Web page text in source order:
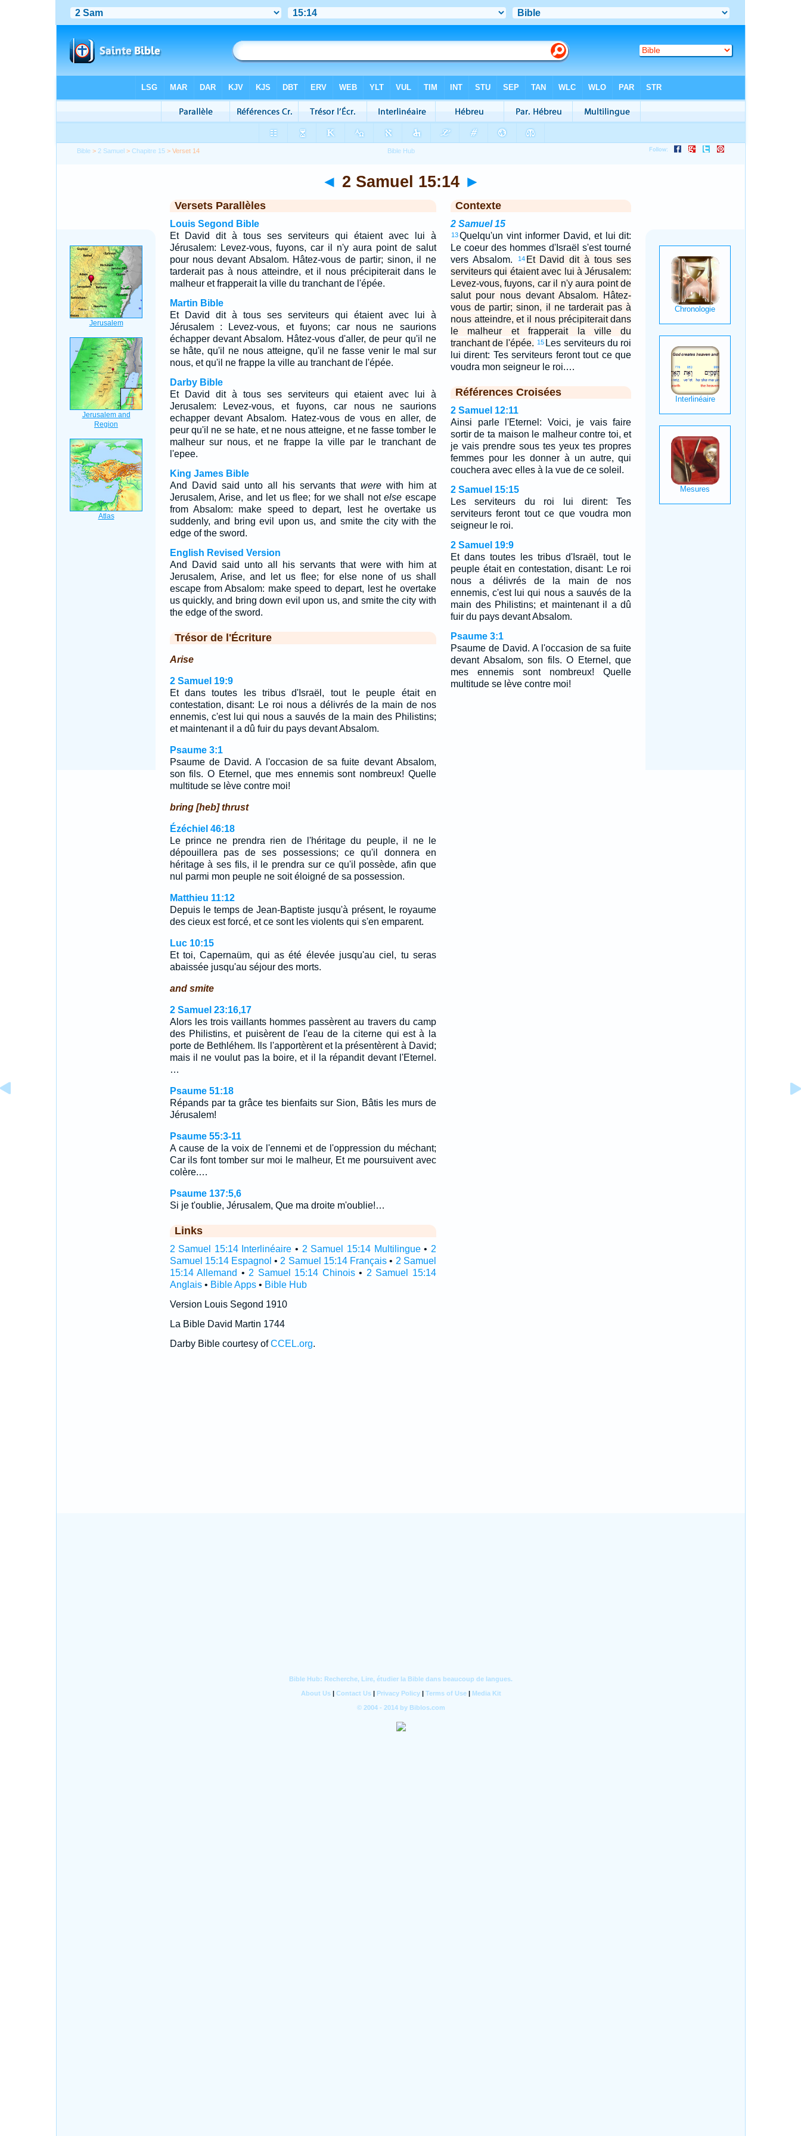
Bible > 2 Samuel >Chapitre 15 > Verset 14
◄ 2 Samuel 15:14 ►
Versets Parallèles
Louis Segond Bible
Et David dit à tous ses serviteurs qui étaient avec lui à
Jérusalem: Levez-vous, fuyons, car il n'y aura point de salut
pour nous devant Absalom. Hâtez-vous de partir; sinon, il ne
tarderait pas à nous atteindre, et il nous précipiterait dans le
malheur et frapperait la ville du tranchant de l'épée.
Martin Bible
Et David dit à tous ses serviteurs qui étaient avec lui à
Jérusalem : Levez-vous, et fuyons; car nous ne saurions
échapper devant Absalom. Hâtez-vous d'aller, de peur qu'il ne
se hâte, qu'il ne nous atteigne, qu'il ne fasse venir le mal sur
nous, et qu'il ne frappe la ville au tranchant de l'épée.
Darby Bible
Et David dit à tous ses serviteurs qui etaient avec lui à
Jerusalem: Levez-vous, et fuyons, car nous ne saurions
echapper devant Absalom. Hatez-vous de vous en aller, de
peur qu'il ne se hate, et ne nous atteigne, et ne fasse tomber le
malheur sur nous, et ne frappe la ville par le tranchant de
l'epee.
King James Bible
And David said unto all his servants that werewith him at
Jerusalem, Arise, and let us flee; for we shall notelse escape
from Absalom: make speed to depart, lest he overtake us
suddenly, and bring evil upon us, and smite the city with the
edge of the sword.
English Revised Version
And David said unto all his servants that were with him at
Jerusalem, Arise, and let us flee; for else none of us shall
escape from Absalom: make speed to depart, lest he overtake
us quickly, and bring down evil upon us, and smite the city with
the edge of the sword.
Trésor de l'Écriture
Arise
2 Samuel 19:9
Et dans toutes les tribus d'Israël, tout le peuple était en
contestation, disant: Le roi nous a délivrés de la main de nos
ennemis, c'est lui qui nous a sauvés de la main des Philistins;
et maintenant il a dû fuir du pays devant Absalom.
Psaume 3:1
Psaume de David. A l'occasion de sa fuite devant Absalom,
son fils. O Eternel, que mes ennemis sont nombreux! Quelle
multitude se lève contre moi!
bring [heb] thrust
Ézéchiel 46:18
Le prince ne prendra rien de l'héritage du peuple, il ne le
dépouillera pas de ses possessions; ce qu'il donnera en
héritage à ses fils, il le prendra sur ce qu'il possède, afin que
nul parmi mon peuple ne soit éloigné de sa possession.
Matthieu 11:12
Depuis le temps de Jean-Baptiste jusqu'à présent, le royaume
des cieux est forcé, et ce sont les violents qui s'en emparent.
Luc 10:15
Et toi, Capernaüm, qui as été élevée jusqu'au ciel, tu seras
abaissée jusqu'au séjour des morts.
and smite
2 Samuel 23:16,17
Alors les trois vaillants hommes passèrent au travers du camp
des Philistins, et puisèrent de l'eau de la citerne qui est à la
porte de Bethléhem. Ils l'apportèrent et la présentèrent à David;
mais il ne voulut pas la boire, et il la répandit devant l'Eternel.
…
Psaume 51:18
Répands par ta grâce tes bienfaits sur Sion, Bâtis les murs de
Jérusalem!
Psaume 55:3-11
A cause de la voix de l'ennemi et de l'oppression du méchant;
Car ils font tomber sur moi le malheur, Et me poursuivent avec
colère.…
Psaume 137:5,6
Si je t'oublie, Jérusalem, Que ma droite m'oublie!…
Links
2 Samuel 15:14 Interlinéaire • 2 Samuel 15:14 Multilingue• 2
Samuel 15:14 Espagnol • 2 Samuel 15:14 Français • 2 Samuel
15:14 Allemand • 2 Samuel 15:14 Chinois• 2 Samuel 15:14
Anglais• Bible Apps• Bible Hub
Version Louis Segond 1910
La Bible David Martin 1744
Darby Bible courtesy ofCCEL.org.
Contexte
2 Samuel 15
13Quelqu'un vint informer David, et lui dit:
Le coeur des hommes d'Israël s'est tourné
vers Absalom.
14 Et David dit à tous ses
serviteurs qui étaient avec lui à Jérusalem:
Levez-vous, fuyons, car il n'y aura point de
salut pour nous devant Absalom. Hâtez-
vous de partir; sinon, il ne tarderait pas à
nous atteindre, et il nous précipiterait dans
le malheur et frapperait la ville du
tranchant de l'épée. 15 Les serviteurs du roi
lui dirent: Tes serviteurs feront tout ce que
voudra mon seigneur le roi.…
Références Croisées
2 Samuel 12:11
Ainsi parle l'Eternel: Voici, je vais faire
sortir de ta maison le malheur contre toi, et
je vais prendre sous tes yeux tes propres
femmes pour les donner à un autre, qui
couchera avec elles à la vue de ce soleil.
2 Samuel 15:15
Les serviteurs du roi lui dirent: Tes
serviteurs feront tout ce que voudra mon
seigneur le roi.
2 Samuel 19:9
Et dans toutes les tribus d'Israël, tout le
peuple était en contestation, disant: Le roi
nous a délivrés de la main de nos
ennemis, c'est lui qui nous a sauvés de la
main des Philistins; et maintenant il a dû
fuir du pays devant Absalom.
Psaume 3:1
Psaume de David. A l'occasion de sa fuite
devant Absalom, son fils. O Eternel, que
mes ennemis sont nombreux! Quelle
multitude se lève contre moi!